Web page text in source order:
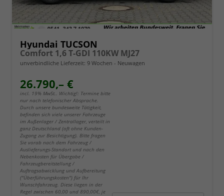
Hyundai TUCSON
Comfort 1,6 T-GDI 110KW MJ27
unverbindliche Lieferzeit: 9 Wochen Neuwagen
26.790,– €
incl. 19% MwSt.. Wichtig!: Termine bitte
nur nach telefonischer Absprache.
Durch unsere bundesweite Tätigkeit,
befinden sich viele unserer Fahrzeuge
im Außenlager / Zentrallager, verteilt in
ganz Deutschland (oft ohne Kunden-
Zugang zur Besichtigung). Bitte fragen
Sie vorab nach dem Fahrzeug /
Auslieferungs-Standort und nach den
Nebenkosten für Übergabe /
Fahrzeugbereitstellung /
Auftragsabwicklung und Aufbereitung
("Überführungskosten") für Ihr
Wunschfahrzeug. Diese liegen in der
Regel zwischen 60,00 und 890,00€, je